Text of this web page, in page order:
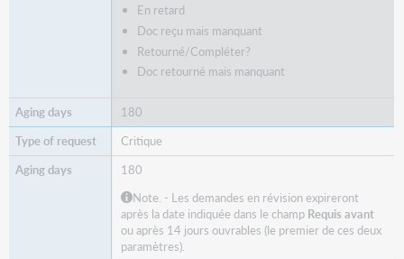
En retard
Doc reçu mais manquant
Retourné/Compléter?
Doc retourné mais manquant
180
Critique
180
Note. - Les demandes en révision expireront
après la date indiquée dans le champ Requis avant
ou après 14 jours ouvrables (le premier de ces deux
paramètres).